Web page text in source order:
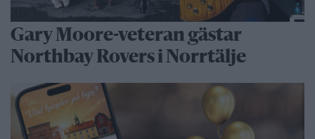
Gary Moore-veteran gästar
Northbay Rovers i Norrtälje